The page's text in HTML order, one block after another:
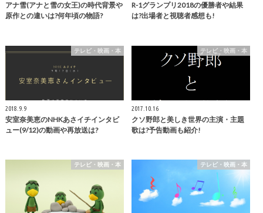
アナ雪(アナと雪の女王)の時代背景や
原作との違いは?何年頃の物語?
R-1グランプリ2018の優勝者や結果
は?出場者と視聴者感想も!
テレビ・映画・本
2018.9.9
安室奈美恵のNHKあさイチインタビ
ュー(9/12)の動画や再放送は?
テレビ・映画・本
2017.10.16
クソ野郎と美しき世界の主演・主題
歌は?予告動画も紹介!
テレビ・映画・本 テレビ・映画・本